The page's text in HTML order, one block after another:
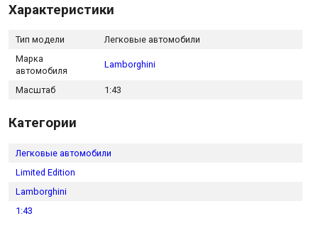
Характеристики
Тип модели
Легковые автомобили
Марка
автомобиля
Lamborghini
Масштаб 1:43
Категории
Легковые автомобили
Limited Edition
Lamborghini
1:43